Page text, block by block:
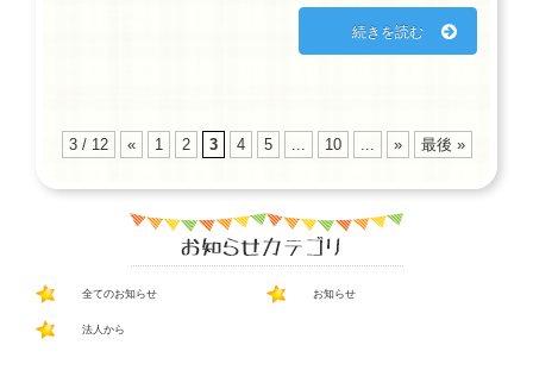
続きを読む
3 / 12 « 1 2 3 4 5 ... 10 ... » 最後 »
全てのお知らせ お知らせ
法人から